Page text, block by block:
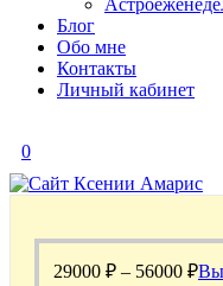
Блог
Обо мне
Контакты
Личный кабинет
0
29000 ₽ – 56000 ₽